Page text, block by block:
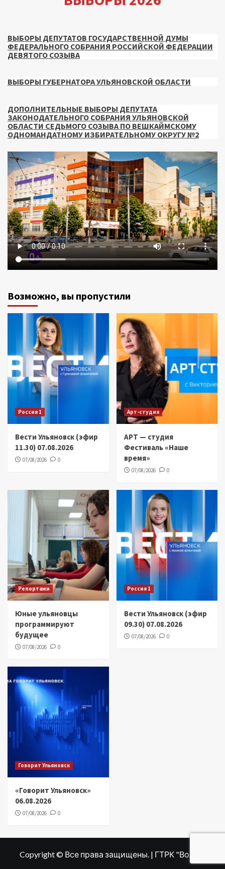
ВЫБОРЫ ДЕПУТАТОВ ГОСУДАРСТВЕННОЙ ДУМЫ
ФЕДЕРАЛЬНОГО СОБРАНИЯ РОССИЙСКОЙ ФЕДЕРАЦИИ
ДЕВЯТОГО СОЗЫВА
ВЫБОРЫ ГУБЕРНАТОРА УЛЬЯНОВСКОЙ ОБЛАСТИ
ДОПОЛНИТЕЛЬНЫЕ ВЫБОРЫ ДЕПУТАТА
ЗАКОНОДАТЕЛЬНОГО СОБРАНИЯ УЛЬЯНОВСКОЙ
ОБЛАСТИ СЕДЬМОГО СОЗЫВА ПО ВЕШКАЙМСКОМУ
ОДНОМАНДАТНОМУ ИЗБИРАТЕЛЬНОМУ ОКРУГУ №2
Возможно, вы пропустили
Россия 1
Вести Ульяновск (эфир
11.30) 07.08.2026
07/08/2026 0
Арт-студия
АРТ — студия
Фестиваль «Наше
время»
07/08/2026 0
Репортажи
Юные ульяновцы
программируют
будущее
07/08/2026 0
Россия 1
Вести Ульяновск (эфир
09.30) 07.08.2026
07/08/2026 0
Говорит Ульяновск
«Говорит Ульяновск»
06.08.2026
07/08/2026 0
Copyright © Все права защищены. | ГТРК "Волга"